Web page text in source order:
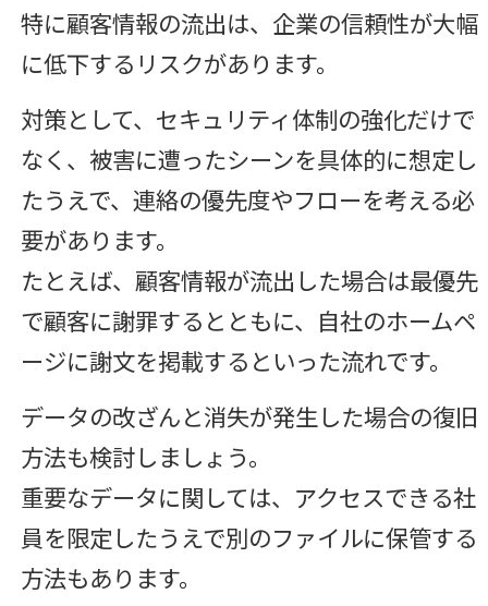
特に顧客情報の流出は、企業の信頼性が大幅
に低下するリスクがあります。
対策として、セキュリティ体制の強化だけで
なく、被害に遭ったシーンを具体的に想定し
たうえで、連絡の優先度やフローを考える必
要があります。
たとえば、顧客情報が流出した場合は最優先
で顧客に謝罪するとともに、自社のホームペ
ージに謝文を掲載するといった流れです。
データの改ざんと消失が発生した場合の復旧
方法も検討しましょう。
重要なデータに関しては、アクセスできる社
員を限定したうえで別のファイルに保管する
方法もあります。